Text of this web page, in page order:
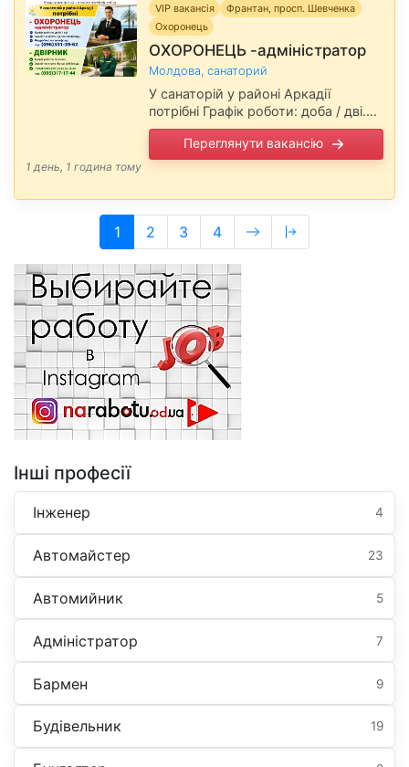
Інші професії
Інженер 4
Автомайстер 23
Автомийник 5
Адміністратор 7
Бармен 9
Будівельник 19
VIP вакансія
Франтан, просп. Шевченка
Охоронець
ОХОРОНЕЦЬ -адміністратор
Молдова, санаторий
У санаторій у районі Аркадії
потрібні Графік роботи: доба / дві.
Заробітна плата під час співбесіди.
Подробиці по телефону: тел.
(096)331-39-62 Повідомте, будь
Переглянути вакансію
1 день, 1 година тому
1(current)
2 3 4